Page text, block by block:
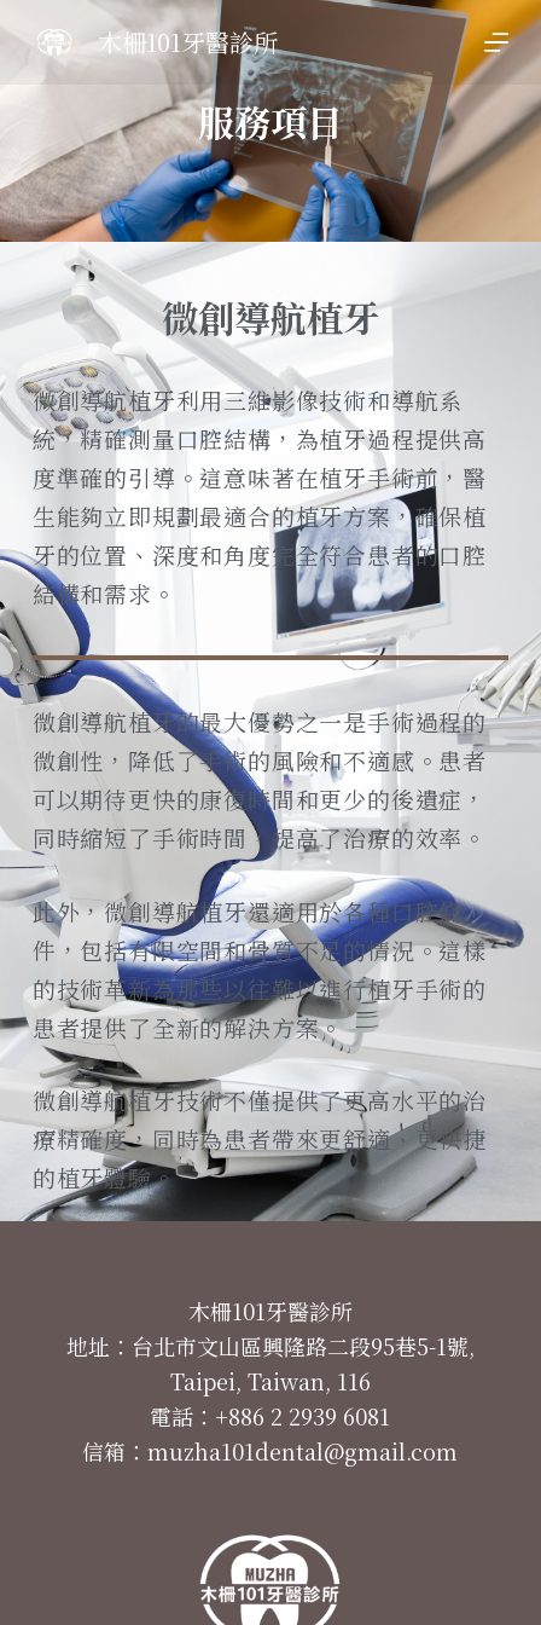
跳
至
內
容
木柵101牙醫診所
服務項目
微創導航植牙
微創導航植牙利用三維影像技術和導航系
統，精確測量口腔結構，為植牙過程提供高
度準確的引導。這意味著在植牙手術前，醫
生能夠立即規劃最適合的植牙方案，確保植
牙的位置、深度和角度完全符合患者的口腔
結構和需求。
微創導航植牙的最大優勢之一是手術過程的
微創性，降低了手術的風險和不適感。患者
可以期待更快的康復時間和更少的後遺症，
同時縮短了手術時間，提高了治療的效率。
此外，微創導航植牙還適用於各種口腔條
件，包括有限空間和骨質不足的情況。這樣
的技術革新為那些以往難以進行植牙手術的
患者提供了全新的解決方案。
微創導航植牙技術不僅提供了更高水平的治
療精確度，同時為患者帶來更舒適、更快捷
的植牙體驗。
木柵101牙醫診所
地址：台北市文山區興隆路二段95巷5-1號,
Taipei, Taiwan, 116
電話：+886 2 2939 6081
信箱：muzha101dental@gmail.com